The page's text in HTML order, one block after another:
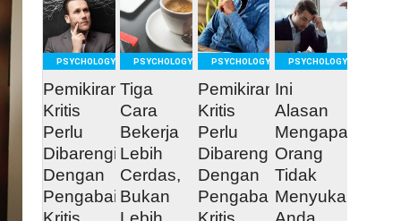
PSYCHOLOGY
Pemikiran
Kritis
Perlu
Dibarengi
Dengan
Pengabaian
PSYCHOLOGY
Tiga
Cara
Bekerja
Lebih
Cerdas,
Bukan
PSYCHOLOGY
Pemikiran
Kritis
Perlu
Dibarengi
Dengan
Pengabaian
PSYCHOLOGY
Ini
Alasan
Mengapa
Orang
Tidak
Menyukai